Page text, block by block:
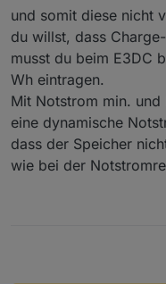
und wird nicht
Was muss ich
und somit diese nicht
du willst, dass
musst du beim E3DC
Wh eintragen.
Mit Notstrom min.
eine dynamische
dass der Speicher
wie bei der